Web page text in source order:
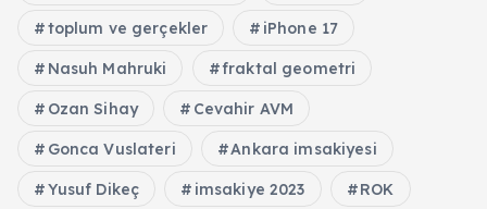
toplum ve gerçekler iPhone 17
Nasuh Mahruki fraktal geometri
Ozan Sihay Cevahir AVM
Gonca Vuslateri Ankara imsakiyesi
Yusuf Dikeç imsakiye 2023 ROK